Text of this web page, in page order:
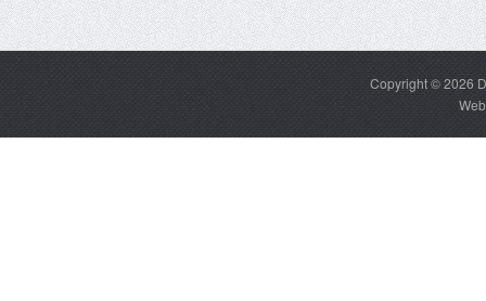
Copyright © 2026